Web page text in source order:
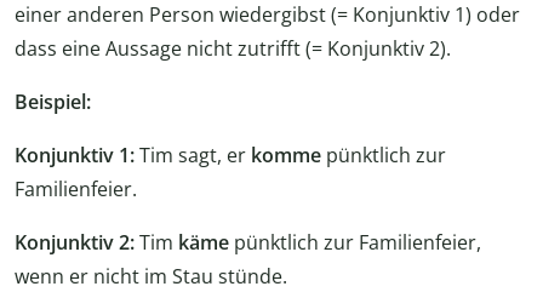
einer anderen Person wiedergibst (= Konjunktiv 1) oder
dass eine Aussage nicht zutrifft (= Konjunktiv 2).
Beispiel:
Konjunktiv 1:Tim sagt, er komme pünktlich zur
Familienfeier.
Konjunktiv 2:Tim käme pünktlich zur Familienfeier,
wenn er nicht im Stau stünde.